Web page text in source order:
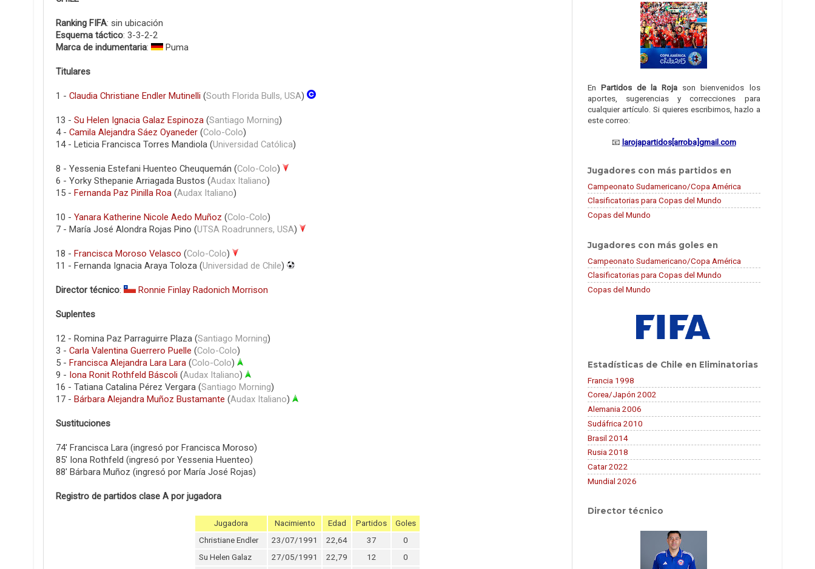
Ranking FIFA: sin ubicación
Esquema táctico: 3-3-2-2
Marca de indumentaria: Puma
Titulares
1 - Claudia Christiane Endler Mutinelli (South Florida Bulls, USA)
13 - Su Helen Ignacia Galaz Espinoza(Santiago Morning)
4 - Camila Alejandra Sáez Oyaneder(Colo-Colo)
14 - Leticia Francisca Torres Mandiola (Universidad Católica)
8 - Yessenia Estefani Huenteo Cheuquemán (Colo-Colo)
6 - Yorky Sthepanie Arriagada Bustos (Audax Italiano)
15 - Fernanda Paz Pinilla Roa(Audax Italiano)
10 - Yanara Katherine Nicole Aedo Muñoz (Colo-Colo)
7 - María José Alondra Rojas Pino (UTSA Roadrunners, USA)
18 - Francisca Moroso Velasco (Colo-Colo)
11 - Fernanda Ignacia Araya Toloza (Universidad de Chile)
Director técnico: Ronnie Finlay Radonich Morrison
Suplentes
12 - Romina Paz Parraguirre Plaza (Santiago Morning)
3 - Carla Valentina Guerrero Puelle (Colo-Colo)
5 - Francisca Alejandra Lara Lara(Colo-Colo)
9 - Iona Ronit Rothfeld Báscoli (Audax Italiano)
16 - Tatiana Catalina Pérez Vergara (Santiago Morning)
17 - Bárbara Alejandra Muñoz Bustamante (Audax Italiano)
Sustituciones
74' Francisca Lara (ingresó por Francisca Moroso)
85' Iona Rothfeld (ingresó por Yessenia Huenteo)
88' Bárbara Muñoz (ingresó por María José Rojas)
Registro de partidos clase A por jugadora
Jugadora Nacimiento Edad Partidos
Goles
Christiane Endler
23/07/1991 22,64 37
0
Su Helen Galaz
27/05/1991 22,79 12
0
En Partidos de la Roja son bienvenidos los
aportes, sugerencias y correcciones para
cualquier artículo. Si quieres escribirnos, hazlo a
este correo:
📧 larojapartidos[arroba]gmail.com
Jugadores con más partidos en
Campeonato Sudamericano/Copa América
Clasificatorias para Copas del Mundo
Copas del Mundo
Jugadores con más goles en
Campeonato Sudamericano/Copa América
Clasificatorias para Copas del Mundo
Copas del Mundo
Estadísticas de Chile en Eliminatorias
Francia 1998
Corea/Japón 2002
Alemania 2006
Sudáfrica 2010
Brasil 2014
Rusia 2018
Catar 2022
Mundial 2026
Director técnico